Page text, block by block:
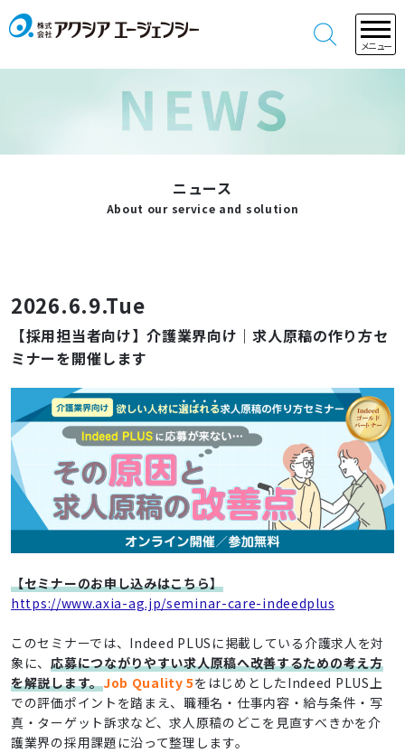
メニュー
ニュース
About our service and solution
2026.6.9.Tue
【採用担当者向け】介護業界向け｜求人原稿の作り方セ
ミナーを開催します
【セミナーのお申し込みはこちら】
https://www.axia-ag.jp/seminar-care-indeedplus
このセミナーでは、Indeed PLUSに掲載している介護求人を対
象に、応募につながりやすい求人原稿へ改善するための考え方
を解説します。Job Quality 5をはじめとしたIndeed PLUS上
での評価ポイントを踏まえ、職種名・仕事内容・給与条件・写
真・ターゲット訴求など、求人原稿のどこを見直すべきかを介
護業界の採用課題に沿って整理します。